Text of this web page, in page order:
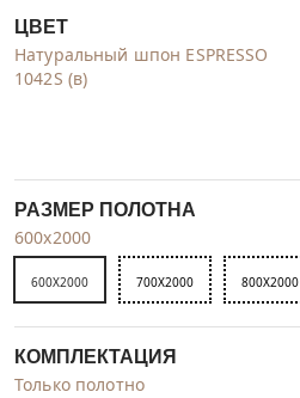
ЦВЕТ
Натуральный шпон ESPRESSO
1042S (в)
РАЗМЕР ПОЛОТНА
600x2000
600X2000 700X2000 800X2000
КОМПЛЕКТАЦИЯ
Только полотно